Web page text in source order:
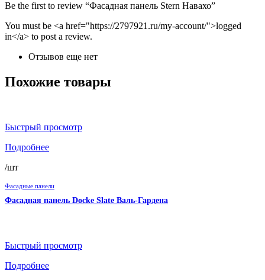
Be the first to review “Фасадная панель Stern Навахо”
You must be <a href="https://2797921.ru/my-account/">logged
in</a> to post a review.
Отзывов еще нет
Похожие товары
Быстрый просмотр
Подробнее
/шт
Фасадные панели
Фасадная панель Docke Slate Валь-Гардена
Быстрый просмотр
Подробнее